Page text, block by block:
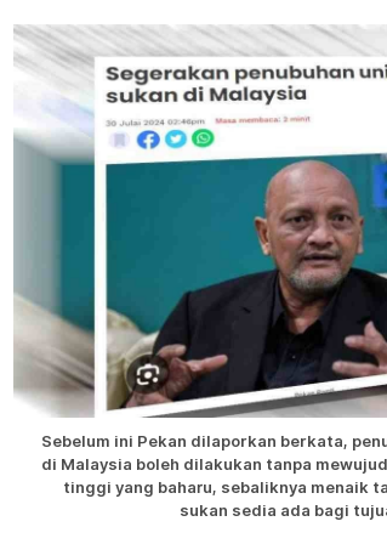
Sebelum ini Pekan dilaporkan berkata,
di Malaysia boleh dilakukan tanpa
tinggi yang baharu, sebaliknya menaik
sukan sedia ada bagi